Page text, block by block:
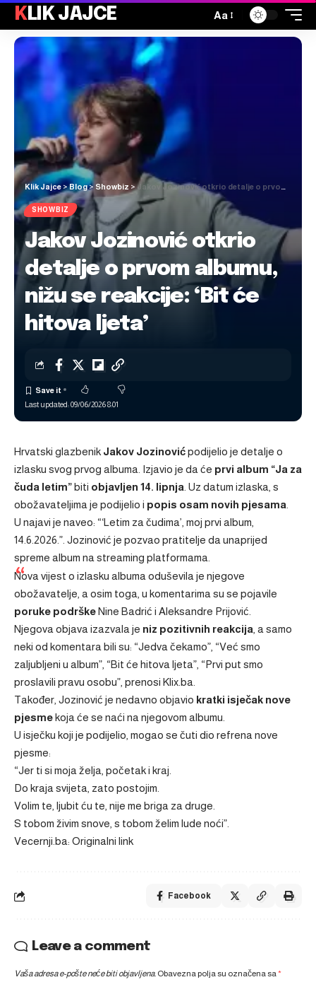
KLIK JAJCE Aa
Klik Jajce >Blog> Showbiz >Jakov Jozinović otkrio detalje o prvom albumu, nižu se reakcije: ‘Bit će hitova ljeta’
SHOWBIZ
Jakov Jozinović otkrio
detalje o prvom albumu,
nižu se reakcije: ‘Bit će
hitova ljeta’
Last updated: 09/06/2026 8:01
Hrvatski glazbenik Jakov Jozinovićpodijelio je detalje o
izlasku svog prvog albuma. Izjavio je da će prvi album “Ja za
čuda letim”biti objavljen 14. lipnja . Uz datum izlaska, s
obožavateljima je podijelio i popis osam novih pjesama
U najavi je naveo: “‘Letim za čudima’, moj prvi album,
14.6.2026.”. Jozinović je pozvao pratitelje da unaprijed
spreme album na streaming platformama.
Nova vijest o izlasku albuma oduševila je njegove
obožavatelje, a osim toga, u komentarima su se pojavile
poruke podrškeNine Badrić i Aleksandre Prijović.
Njegova objava izazvala je niz pozitivnih reakcija , a samo
neki od komentara bili su: “Jedva čekamo”, “Već smo
zaljubljeni u album”, “Bit će hitova ljeta”, “Prvi put smo
proslavili pravu osobu”, prenosi Klix.ba
Također, Jozinović je nedavno objavio kratki isječak nove
pjesmekoja će se naći na njegovom albumu.
U isječku koji je podijelio, mogao se čuti dio refrena nove
pjesme:
“Jer ti si moja želja, početak i kraj.
Do kraja svijeta, zato postojim.
Volim te, ljubit ću te, nije me briga za druge.
S tobom živim snove, s tobom želim lude noći”.
Vecernji.ba: Originalni link
Facebook
Leave a comment
Vaša adresa e-pošte neće biti objavljena. Obavezna polja su označena sa*